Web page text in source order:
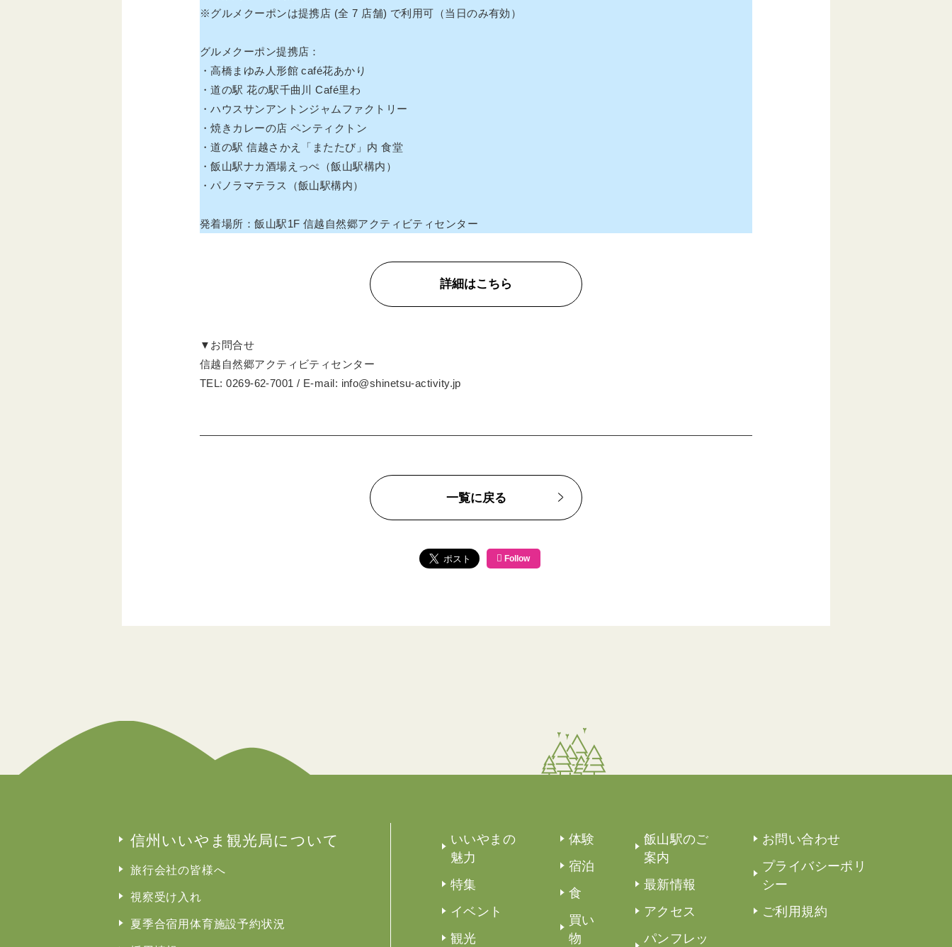
※グルメクーポンは提携店 (全 7 店舗) で利用可（当日のみ有効）
グルメクーポン提携店：
・高橋まゆみ人形館 café花あかり
・道の駅 花の駅千曲川 Café里わ
・ハウスサンアントンジャムファクトリー
・焼きカレーの店 ペンティクトン
・道の駅 信越さかえ「またたび」内 食堂
・飯山駅ナカ酒場えっぺ（飯山駅構内）
・パノラマテラス（飯山駅構内）
発着場所：飯山駅1F 信越自然郷アクティビティセンター
詳細はこちら
▼お問合せ
信越自然郷アクティビティセンター
TEL: 0269-62-7001 / E-mail: info@shinetsu-activity.jp
一覧に戻る
Follow
信州いいやま観光局について
旅行会社の皆様へ
視察受け入れ
夏季合宿用体育施設予約状況
いいやまの
魅力
特集
イベント
観光
体験
宿泊
食
買い
物
飯山駅のご
案内
最新情報
アクセス
パンフレッ
お問い合わせ
プライバシーポリ
シー
ご利用規約